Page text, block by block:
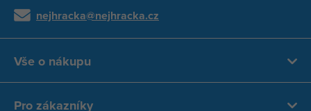
nejhracka@nejhracka.cz
Vše o nákupu
Pro zákazníky